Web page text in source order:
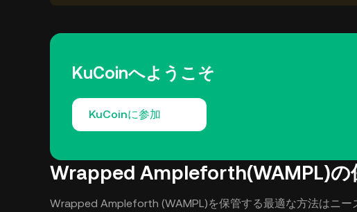
KuCoinへようこそ
KuCoinに参加
Wrapped Ampleforth(WAMPL)の
Wrapped Ampleforth (WAMPL)を保管する最適な方法はニー